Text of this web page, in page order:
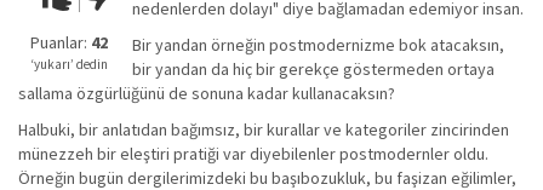
kadar
iyi
değil!
Puanlar: 42
‘yukarı’ dedin
nedenlerden dolayı" diye bağlamadan edemiyor insan.
Bir yandan örneğin postmodernizme bok atacaksın,
bir yandan da hiç bir gerekçe göstermeden ortaya
sallama özgürlüğünü de sonuna kadar kullanacaksın?
Halbuki, bir anlatıdan bağımsız, bir kurallar ve kategoriler zincirinden
münezzeh bir eleştiri pratiği var diyebilenler postmodernler oldu.
Örneğin bugün dergilerimizdeki bu başıbozukluk, bu faşizan eğilimler,